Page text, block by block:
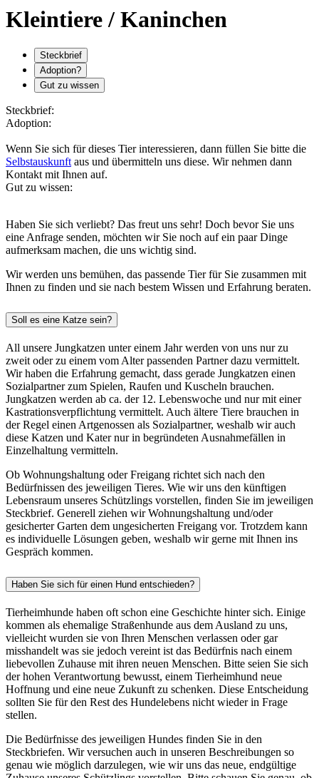
Kleintiere / Kaninchen
Steckbrief
Adoption?
Gut zu wissen
Steckbrief:
Adoption:
Wenn Sie sich für dieses Tier interessieren, dann füllen Sie bitte die
Selbstauskunft aus und übermitteln uns diese. Wir nehmen dann
Kontakt mit Ihnen auf.
Gut zu wissen:
Haben Sie sich verliebt? Das freut uns sehr! Doch bevor Sie uns
eine Anfrage senden, möchten wir Sie noch auf ein paar Dinge
aufmerksam machen, die uns wichtig sind.
Wir werden uns bemühen, das passende Tier für Sie zusammen mit
Ihnen zu finden und sie nach bestem Wissen und Erfahrung beraten.
Soll es eine Katze sein?
All unsere Jungkatzen unter einem Jahr werden von uns nur zu
zweit oder zu einem vom Alter passenden Partner dazu vermittelt.
Wir haben die Erfahrung gemacht, dass gerade Jungkatzen einen
Sozialpartner zum Spielen, Raufen und Kuscheln brauchen.
Jungkatzen werden ab ca. der 12. Lebenswoche und nur mit einer
Kastrationsverpflichtung vermittelt. Auch ältere Tiere brauchen in
der Regel einen Artgenossen als Sozialpartner, weshalb wir auch
diese Katzen und Kater nur in begründeten Ausnahmefällen in
Einzelhaltung vermitteln.
Ob Wohnungshaltung oder Freigang richtet sich nach den
Bedürfnissen des jeweiligen Tieres. Wie wir uns den künftigen
Lebensraum unseres Schützlings vorstellen, finden Sie im jeweiligen
Steckbrief. Generell ziehen wir Wohnungshaltung und/oder
gesicherter Garten dem ungesicherten Freigang vor. Trotzdem kann
es individuelle Lösungen geben, weshalb wir gerne mit Ihnen ins
Gespräch kommen.
Haben Sie sich für einen Hund entschieden?
Tierheimhunde haben oft schon eine Geschichte hinter sich. Einige
kommen als ehemalige Straßenhunde aus dem Ausland zu uns,
vielleicht wurden sie von Ihren Menschen verlassen oder gar
misshandelt was sie jedoch vereint ist das Bedürfnis nach einem
liebevollen Zuhause mit ihren neuen Menschen. Bitte seien Sie sich
der hohen Verantwortung bewusst, einem Tierheimhund neue
Hoffnung und eine neue Zukunft zu schenken. Diese Entscheidung
sollten Sie für den Rest des Hundelebens nicht wieder in Frage
stellen.
Die Bedürfnisse des jeweiligen Hundes finden Sie in den
Steckbriefen. Wir versuchen auch in unseren Beschreibungen so
genau wie möglich darzulegen, wie wir uns das neue, endgültige